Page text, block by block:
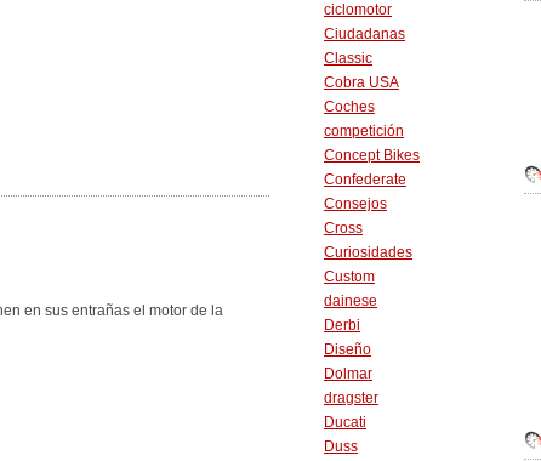
en sus entrañas el motor de la
ciclomotor
Ciudadanas
Classic
Cobra USA
Coches
competición
Concept Bikes
Confederate
Consejos
Cross
Curiosidades
Custom
dainese
Derbi
Diseño
Dolmar
dragster
Ducati
Duss